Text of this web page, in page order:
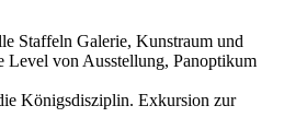
Staffeln Galerie, Kunstraum und
Level von Ausstellung, Panoptikum
Königsdisziplin. Exkursion zur